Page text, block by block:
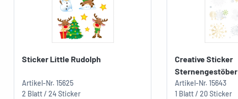
Sticker Little Rudolph
Artikel-Nr. 15625
2 Blatt / 24 Sticker
Creative Sticker
Sternengestöber
Artikel-Nr. 15643
1 Blatt / 20 Sticker